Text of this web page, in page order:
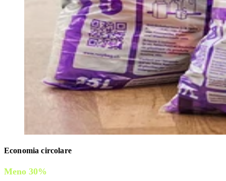
Economia circolare
Meno 30%